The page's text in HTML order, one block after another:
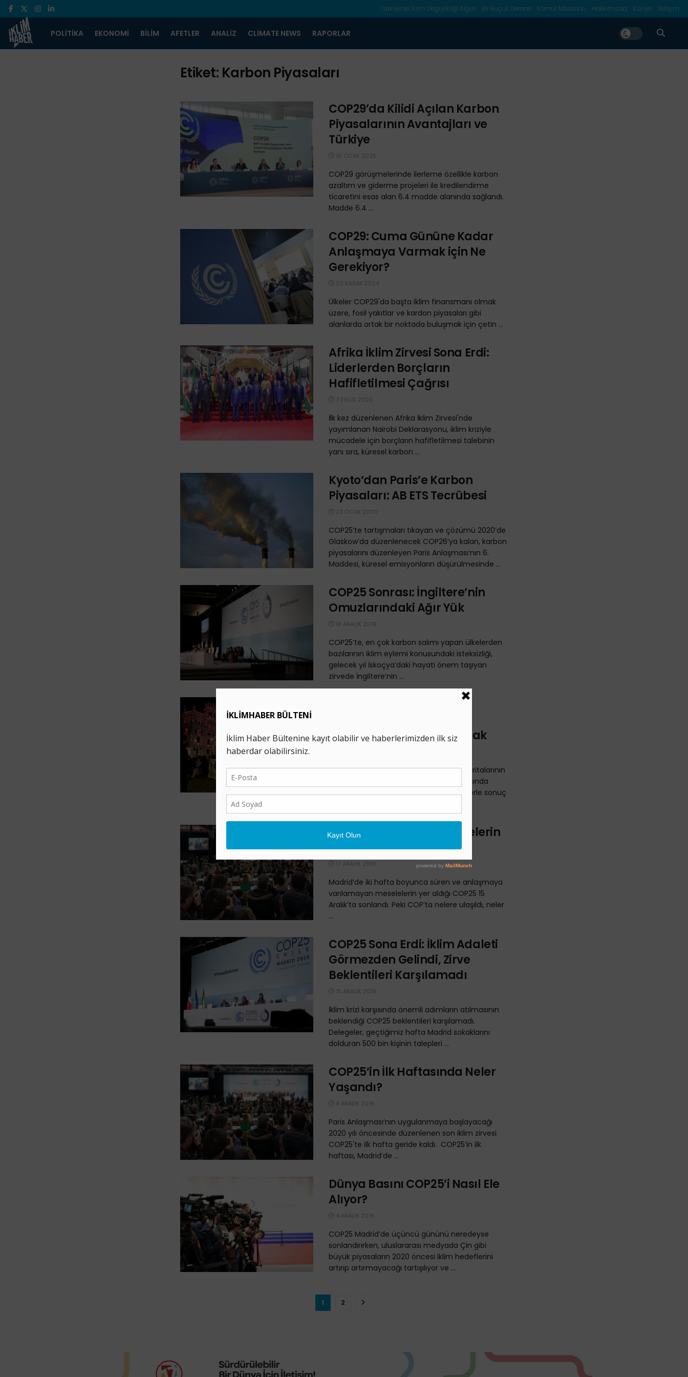
Türkiye’de İklim Değişlikliği Algısı Bir Buçuk Derece Kömür Masalları Hakkımızda Künye İletişim
POLITIKA EKONOMI BILIM AFETLER ANALIZ CLIMATE NEWS RAPORLAR
Etiket: Karbon Piyasaları
COP29’da Kilidi Açılan Karbon
Piyasalarının Avantajları ve
Türkiye
16 OCAK 2025
COP29 görüşmelerinde ilerleme özellikle karbon
azaltım ve giderme projeleri ile kredilendirme
ticaretini esas alan 6.4 madde alanında sağlandı.
Madde 6.4 ...
COP29: Cuma Gününe Kadar
Anlaşmaya Varmak için Ne
Gerekiyor?
20 KASIM 2024
Ülkeler COP29'da başta iklim finansmanı olmak
üzere, fosil yakıtlar ve kardon piyasaları gibi
alanlarda ortak bir noktada buluşmak için çetin ...
Afrika İklim Zirvesi Sona Erdi:
Liderlerden Borçların
Hafifletilmesi Çağrısı
7 EYLÜL 2023
İlk kez düzenlenen Afrika İklim Zirvesi'nde
yayımlanan Nairobi Deklarasyonu, iklim kriziyle
mücadele için borçların hafifletilmesi talebinin
yanı sıra, küresel karbon ...
Kyoto’dan Paris’e Karbon
Piyasaları: AB ETS Tecrübesi
23 OCAK 2020
COP25’te tartışmaları tıkayan ve çözümü 2020’de
Glaskow’da düzenlenecek COP26’ya kalan, karbon
piyasalarını düzenleyen Paris Anlaşması’nın 6.
Maddesi, küresel emisyonların düşürülmesinde ...
COP25 Sonrası: İngiltere’nin
Omuzlarındaki Ağır Yük
18 ARALIK 2019
COP25’te, en çok karbon salımı yapan ülkelerden
bazılarının iklim eylemi konusundaki isteksizliği,
gelecek yıl İskoçya’daki hayati önem taşıyan
zirvede İngiltere’nin ...
Karşısında Yerinde Saymak
İklim kriziyle mücadelede ülkelerin yol haritalarının
tartışıldığı COP25, 2-15 Aralık tarihleri arasında
Madrid’de gerçekleşti. Resmi müzakerelerle sonuç
COP25: Nelere Ulaşıldı, Nelerin
Yapılması Gerekiyor?
17 ARALIK 2019
Madrid’de iki hafta boyunca süren ve anlaşmaya
varılamayan meselelerin yer aldığı COP25 15
Aralık’ta sonlandı. Peki COP’ta nelere ulaşıldı, neler
...
COP25 Sona Erdi: İklim Adaleti
Görmezden Gelindi, Zirve
Beklentileri Karşılamadı
15 ARALIK 2019
İklim krizi karşısında önemli adımların atılmasının
beklendiği COP25 beklentileri karşılamadı.
Delegeler, geçtiğimiz hafta Madrid sokaklarını
dolduran 500 bin kişinin talepleri ...
COP25’in İlk Haftasında Neler
Yaşandı?
9 ARALIK 2019
Paris Anlaşması’nın uygulanmaya başlayacağı
2020 yılı öncesinde düzenlenen son iklim zirvesi
COP25'te ilk hafta geride kaldı. COP25’in ilk
haftası, Madrid’de ...
Dünya Basını COP25’i Nasıl Ele
Alıyor?
4 ARALIK 2019
COP25 Madrid’de üçüncü gününü neredeyse
sonlandırırken, uluslararası medyada Çin gibi
büyük piyasaların 2020 öncesi iklim hedeflerini
artırıp artırmayacağı tartışılıyor ve ...
1 2